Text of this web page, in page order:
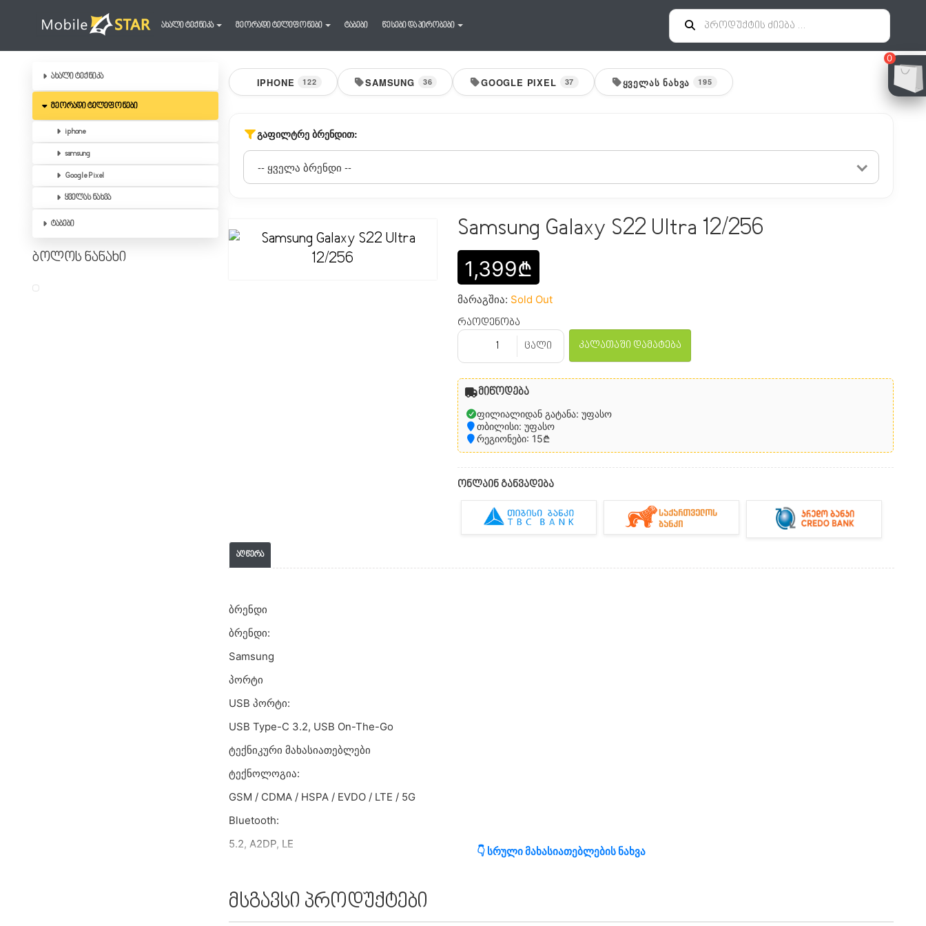
0
ახალი ტექნიკა მეორადი ტელეფონები ტაბები წესები და პირობები
ახალი ტექნიკა
მეორადი ტელეფონები
iphone
samsung
Google Pixel
ყველას ნახვა
ტაბები
ბოლოს ნანახი
IPHONE 122 SAMSUNG 36 GOOGLE PIXEL 37 ᲧᲕᲔᲚᲐᲡ ᲜᲐᲮᲕᲐ 195
ᲒᲐᲤᲘᲚᲢᲠᲔ ᲑᲠᲔᲜᲓᲘᲗ:
Samsung Galaxy S22 Ultra 12/256
1,399₾
მარაგშია: Sold Out
რაოდენობა
ცალი
კალათაში დამატება
მიწოდება
ფილიალიდან გატანა: უფასო
თბილისი: უფასო
რეგიონები: 15₾
ონლაინ განვადება
აღწერა
ბრენდი
ბრენდი:
Samsung
პორტი
USB პორტი:
USB Type-C 3.2, USB On-The-Go
ტექნიკური მახასიათებლები
ტექნოლოგია:
GSM / CDMA / HSPA / EVDO / LTE / 5G
Bluetooth:
5.2, A2DP, LE
Phantom Black
👇 სრული მახასიათებლების ნახვა
მსგავსი პროდუქტები